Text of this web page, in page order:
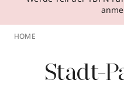
Behandlungen
Über YBPN
HOME
Stadt-